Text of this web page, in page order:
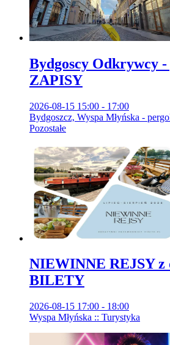
Bydgoscy Odkrywcy
ZAPISY
2026-08-15 15:00 - 17:00
Bydgoszcz, Wyspa Młyńska -
Pozostałe
NIEWINNE REJSY z
BILETY
2026-08-15 17:00 - 18:00
Wyspa Młyńska :: Turystyka